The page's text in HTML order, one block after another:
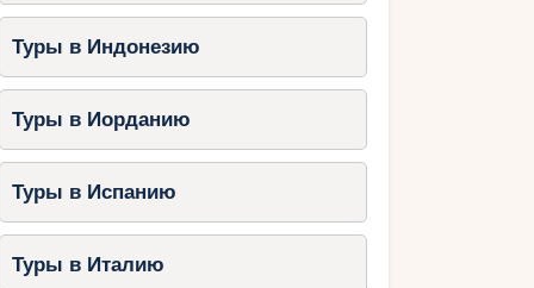
Туры в Индонезию
Туры в Иорданию
Туры в Испанию
Туры в Италию